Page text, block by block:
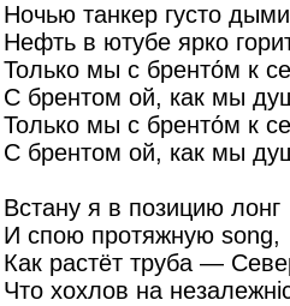
Ночью танкер густо
Нефть в ютубе ярко
Только мы с бренто́м к
С брентом ой, как мы
Только мы с бренто́м к
С брентом ой, как мы
Встану я в позицию лонг
И спою протяжную song,
Как растёт труба —
Что хохлов на